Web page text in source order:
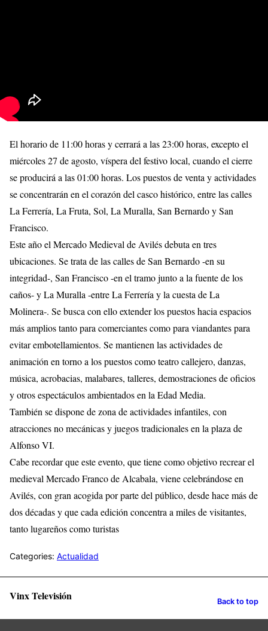
El horario de 11:00 horas y cerrará a las 23:00 horas, excepto el
miércoles 27 de agosto, víspera del festivo local, cuando el cierre
se producirá a las 01:00 horas. Los puestos de venta y actividades
se concentrarán en el corazón del casco histórico, entre las calles
La Ferrería, La Fruta, Sol, La Muralla, San Bernardo y San
Francisco.
Este año el Mercado Medieval de Avilés debuta en tres
ubicaciones. Se trata de las calles de San Bernardo -en su
integridad-, San Francisco -en el tramo junto a la fuente de los
caños- y La Muralla -entre La Ferrería y la cuesta de La
Molinera-. Se busca con ello extender los puestos hacia espacios
más amplios tanto para comerciantes como para viandantes para
evitar embotellamientos. Se mantienen las actividades de
animación en torno a los puestos como teatro callejero, danzas,
música, acrobacias, malabares, talleres, demostraciones de oficios
y otros espectáculos ambientados en la Edad Media.
También se dispone de zona de actividades infantiles, con
atracciones no mecánicas y juegos tradicionales en la plaza de
Alfonso VI.
Cabe recordar que este evento, que tiene como objetivo recrear el
medieval Mercado Franco de Alcabala, viene celebrándose en
Avilés, con gran acogida por parte del público, desde hace más de
dos décadas y que cada edición concentra a miles de visitantes,
tanto lugareños como turistas
Categories: Actualidad
Vinx Televisión Back to top